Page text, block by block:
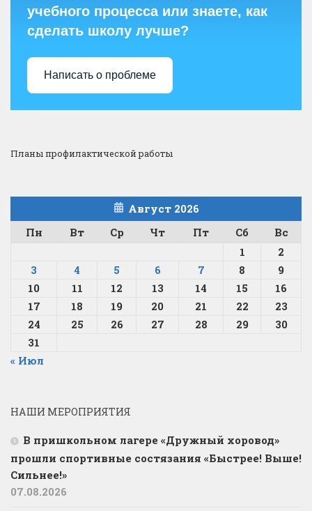
учебного процесса или знаете, как
сделать школу лучше?
Написать о проблеме
Планы профилактической работы
Август 2026
Пн
Вт Ср Чт Пт Сб
Вс
1
2
3
4 5 6 7 8
9
10
11 12 13 14 15
16
17
18 19 20 21 22
23
24
25 26 27 28 29
30
31
« Июл
НАШИ МЕРОПРИЯТИЯ
В пришкольном лагере «Дружный хоровод»
прошли спортивные состязания «Быстрее! Выше!
Сильнее!»
07.08.2026